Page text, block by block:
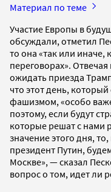
Материал по теме
Участие Европы в
обсуждали, отметил
то она «так или иначе,
переговорах».
ожидать приезда
что этот день,
фашизмом, «особо
поэтому, если будут
которые решат с нами
значение этого дня,
президент Путин,
Москве», — сказал
вопрос о том, идет ли